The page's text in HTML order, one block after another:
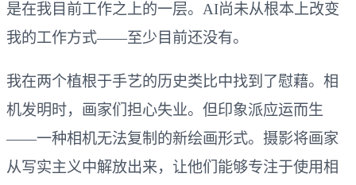
是在我目前工作之上的一层。AI尚未从根本上改变
我的工作方式——至少目前还没有。
我在两个植根于手艺的历史类比中找到了慰藉。相
机发明时，画家们担心失业。但印象派应运而生
——一种相机无法复制的新绘画形式。摄影将画家
从写实主义中解放出来，让他们能够专注于使用相